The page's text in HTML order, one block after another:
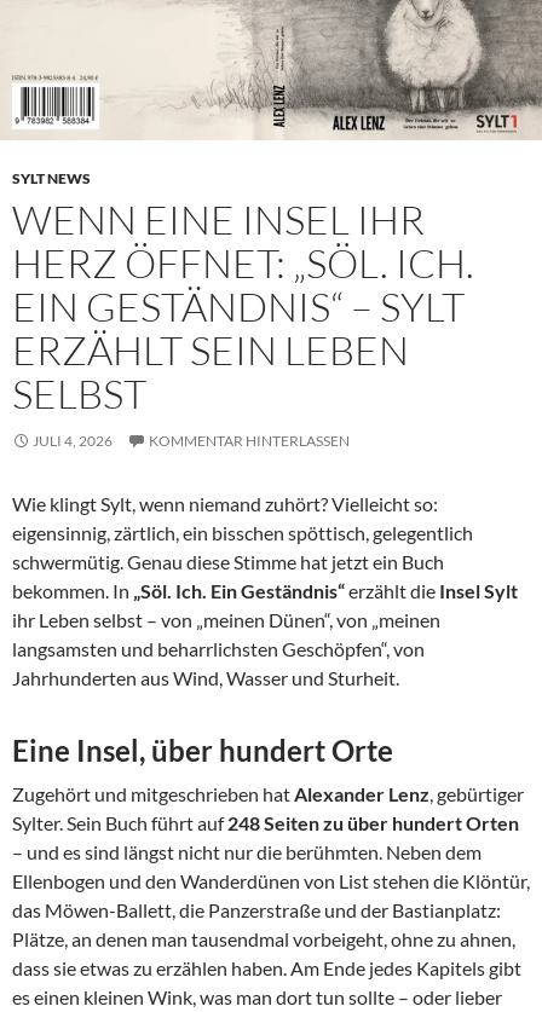
SYLT NEWS
WENN EINE INSEL IHR
HERZ ÖFFNET: „SÖL. ICH.
EIN GESTÄNDNIS“ – SYLT
ERZÄHLT SEIN LEBEN
SELBST
JULI 4, 2026 KOMMENTAR HINTERLASSEN
Wie klingt Sylt, wenn niemand zuhört? Vielleicht so:
eigensinnig, zärtlich, ein bisschen spöttisch, gelegentlich
schwermütig. Genau diese Stimme hat jetzt ein Buch
bekommen. In „Söl. Ich. Ein Geständnis“erzählt die Insel Sylt
ihr Leben selbst – von „meinen Dünen“, von „meinen
langsamsten und beharrlichsten Geschöpfen“, von
Jahrhunderten aus Wind, Wasser und Sturheit.
Eine Insel, über hundert Orte
Zugehört und mitgeschrieben hatAlexander Lenz, gebürtiger
Sylter. Sein Buch führt auf248 Seiten zu über hundert Orten
– und es sind längst nicht nur die berühmten. Neben dem
Ellenbogen und den Wanderdünen von List stehen die Klöntür,
das Möwen-Ballett, die Panzerstraße und der Bastianplatz:
Plätze, an denen man tausendmal vorbeigeht, ohne zu ahnen,
dass sie etwas zu erzählen haben. Am Ende jedes Kapitels gibt
es einen kleinen Wink, was man dort tun sollte – oder lieber